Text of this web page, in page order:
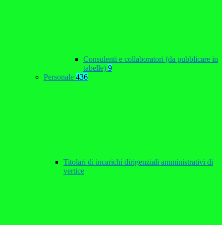
Consulenti e collaboratori (da pubblicare in
tabelle) 9
Personale 436
Titolari di incarichi dirigenziali amministrativi di
vertice